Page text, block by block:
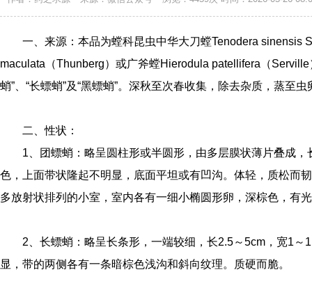
一、来源：本品为螳科昆虫中华大刀螳Tenodera sinensis
maculata（Thunberg）或广斧螳Hierodula patellifera（
蛸”、“长螵蛸”及“黑螵蛸”。深秋至次春收集，除去杂质，蒸至
二、性状：
1、团螵蛸：略呈圆柱形或半圆形，由多层膜状薄片叠成
色，上面带状隆起不明显，底面平坦或有凹沟。体轻，质松而
多放射状排列的小室，室内各有一细小椭圆形卵，深棕色，有
2、长螵蛸：略呈长条形，一端较细，长2.5～5cm，宽1～
显，带的两侧各有一条暗棕色浅沟和斜向纹理。质硬而脆。